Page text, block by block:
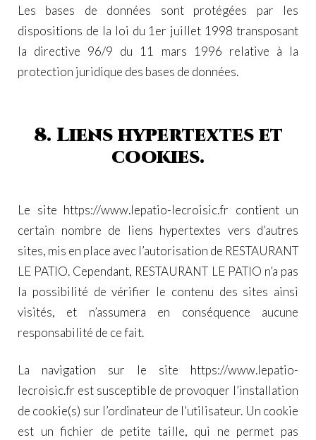
Les bases de données sont protégées par les
dispositions de la loi du 1er juillet 1998 transposant
la directive 96/9 du 11 mars 1996 relative à la
protection juridique des bases de données.
8. Liens hypertextes et
cookies.
Le site https://www.lepatio-lecroisic.fr contient un
certain nombre de liens hypertextes vers d’autres
sites, mis en place avec l’autorisation de RESTAURANT
LE PATIO. Cependant, RESTAURANT LE PATIO n’a pas
la possibilité de vérifier le contenu des sites ainsi
visités, et n’assumera en conséquence aucune
responsabilité de ce fait.
La navigation sur le site https://www.lepatio-
lecroisic.fr est susceptible de provoquer l’installation
de cookie(s) sur l’ordinateur de l’utilisateur. Un cookie
est un fichier de petite taille, qui ne permet pas